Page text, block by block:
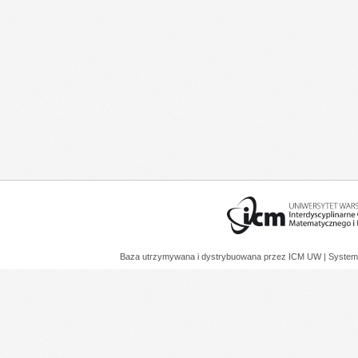
Baza utrzymywana i dystrybuowana przez ICM UW |